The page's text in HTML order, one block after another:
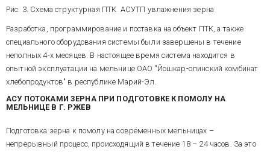
автоматическая блокировка
потоков с последующим
восстановлением заданного
режима. Программную
реализацию функций контроля,
управления и регулирования
обеспечивает центральный
компьютер. Обмен
преобразователями расхода,
дискретными датчиками и
механизмами осуществляется
системой интеллектуальных
контуров регулирования на
7188. Для целей контроля и
настройки эта система
подключена к центральному
RS-485.
MISSING File Resource:
url=/images/images.aspx?
id_img=989
Рис. 5. Схема структурная ПТК
АСУ потоками зерна
Рабочая программа написана в
(релиз 12), функционирует в ОС
Win2000 с МРВ TRACE MODE 5
Рис. 3. Схема структурная ПТК АСУТП увлажнения зерна
Разработка, программирование и поставка на объект ПТК, а также
специального оборудования системы были завершены в течение
неполных 4-х месяцев. В настоящее время система находится в
опытной эксплуатации на мельнице ОАО "Йошкар-олинский комбинат
хлебопродуктов" в республике Марий-Эл.
АСУ ПОТОКАМИ ЗЕРНА ПРИ ПОДГОТОВКЕ К ПОМОЛУ НА
МЕЛЬНИЦЕ В Г. РЖЕВ
Подготовка зерна к помолу на современных мельницах –
непрерывный процесс, происходящий в течение 18 – 24 часов. За это